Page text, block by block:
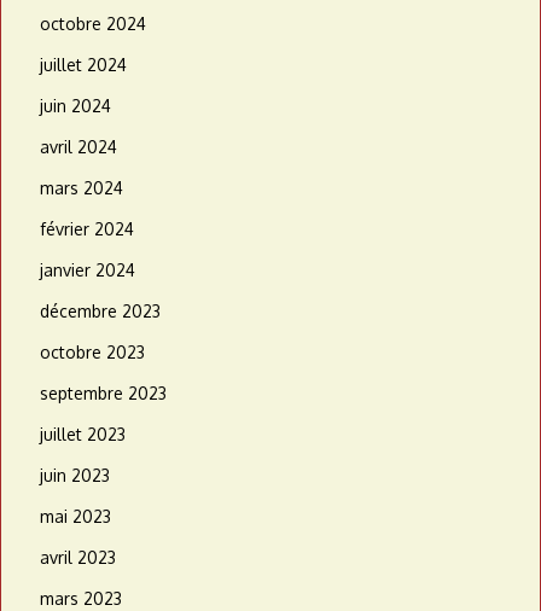
octobre 2024
juillet 2024
juin 2024
avril 2024
mars 2024
février 2024
janvier 2024
décembre 2023
octobre 2023
septembre 2023
juillet 2023
juin 2023
mai 2023
avril 2023
mars 2023